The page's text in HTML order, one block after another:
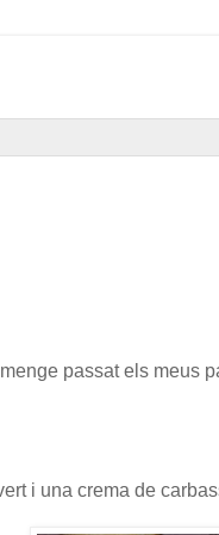
passat els meus
i una crema de